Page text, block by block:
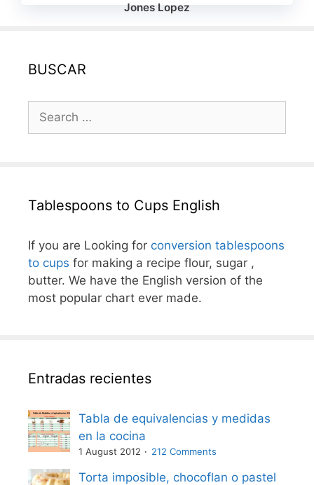
Jones Lopez
BUSCAR
for:
Tablespoons to Cups English
If you are Looking for conversion tablespoons
to cups for making a recipe flour, sugar ,
butter. We have the English version of the
most popular chart ever made.
Entradas recientes
Tabla de equivalencias y medidas
en la cocina
1 August 2012 212 Comments
Torta imposible, chocoflan o pastel